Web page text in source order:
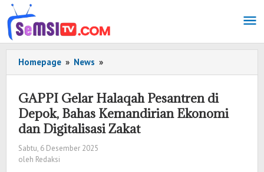
Lewati
ke
konten
Homepage » News »
Gelar
Pesantren
di
Depok,
GAPPI Gelar Halaqah Pesantren di
Depok, Bahas Kemandirian Ekonomi
dan Digitalisasi Zakat
Sabtu, 6 Desember 2025
oleh Redaksi